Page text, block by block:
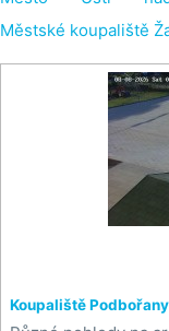
Městské koupaliště
Koupaliště